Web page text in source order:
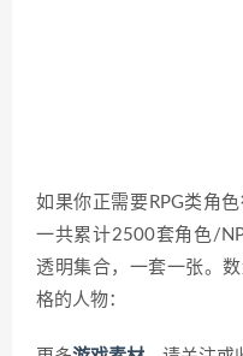
如果你正需要RPG类角
一共累计2500套角色/
透明集合，一套一张。
格的人物：